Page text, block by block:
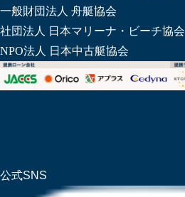
一般財団法人 舟艇協会
社団法人 日本マリーナ・ビーチ協会
NPO法人 日本中古艇協会
公式SNS